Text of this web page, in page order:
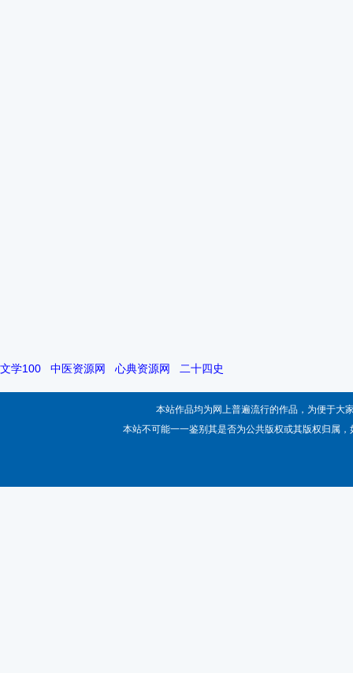
文学100 中医资源网 心典资源网 二十四史
本站作品均为网上普遍流行的作品，为便于大
本站不可能一一鉴别其是否为公共版权或其版权归属